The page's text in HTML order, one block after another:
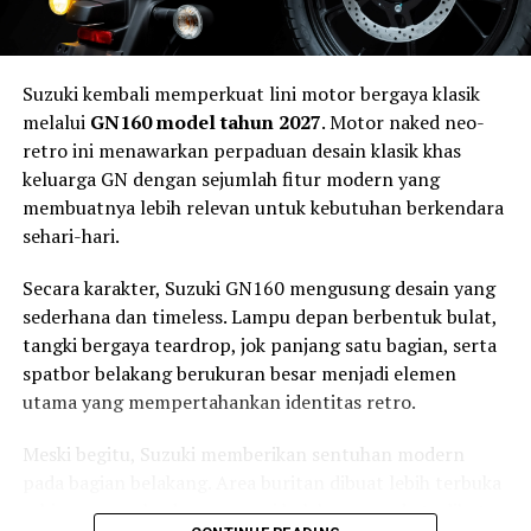
memberikan tekanan pengereman secara otomatis
sebagai bentuk asistensi kepada pengemudi. Teknologi
melainkan membantu mengurangi kecepatan sehingga
dampak kecelakaan dapat diminimalkan.
Keselamatan Aktif Menjadi Standar
Kendaraan Masa Depan
Suzuki kembali memperkuat lini motor bergaya klasik
melalui GN160 model tahun 2027. Motor naked neo-
retro ini menawarkan perpaduan desain klasik khas
keluarga GN dengan sejumlah fitur modern yang
membuatnya lebih relevan untuk kebutuhan berkendara
sehari-hari.
Secara karakter, Suzuki GN160 mengusung desain yang
sederhana dan timeless. Lampu depan berbentuk bulat,
tangki bergaya teardrop, jok panjang satu bagian, serta
spatbor belakang berukuran besar menjadi elemen
utama yang mempertahankan identitas retro.
Meski begitu, Suzuki memberikan sentuhan modern
sehingga rangka dan suspensi belakang ganda terlihat